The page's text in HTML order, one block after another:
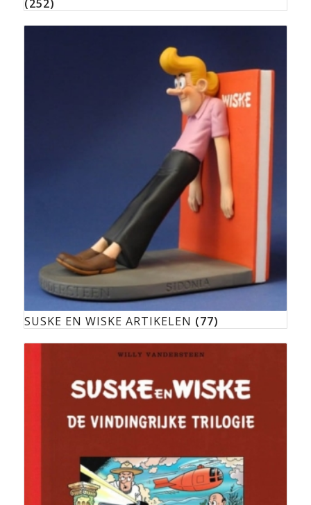
(252)
SUSKE EN WISKE ARTIKELEN (77)